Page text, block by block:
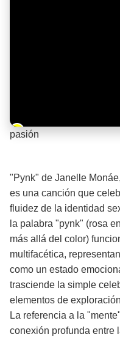
Barra de progreso de la
pasión
"Pynk" de Janelle
es una canción que
fluidez de la identidad
la palabra "pynk" (rosa
más allá del color)
multifacética,
como un estado
trasciende la simple
elementos de
La referencia a la
conexión profunda entre